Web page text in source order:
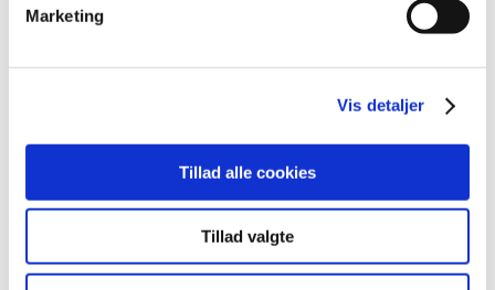
Marketing
Vis detaljer
Tillad alle cookies
Tillad valgte
Forsyningsvanskeligheder på Antabus 400 mg
|1. februar 2016|
Alle (2506)
2026 (84)